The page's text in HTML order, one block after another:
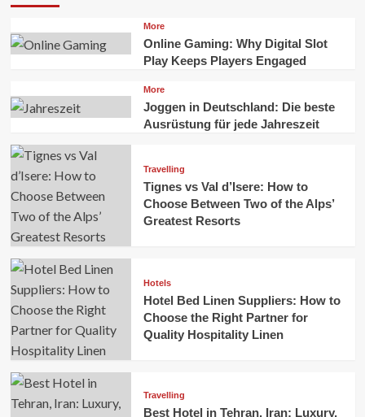
More
Online Gaming: Why Digital Slot
Play Keeps Players Engaged
More
Joggen in Deutschland: Die beste
Ausrüstung für jede Jahreszeit
Travelling
Tignes vs Val d’Isere: How to
Choose Between Two of the Alps’
Greatest Resorts
Hotels
Hotel Bed Linen Suppliers: How to
Choose the Right Partner for
Quality Hospitality Linen
Travelling
Best Hotel in Tehran, Iran: Luxury,